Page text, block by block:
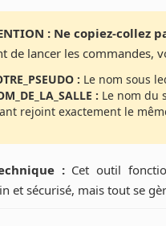
: Ne copiez-collez
de lancer les commandes,
: Le nom sous
: Le nom du
rejoint exactement le
:Cet outil
et sécurisé, mais tout se